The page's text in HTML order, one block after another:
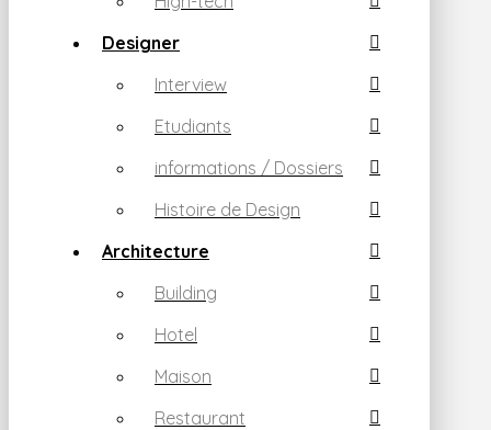
Designer
Interview
Etudiants
informations / Dossiers
Histoire de Design
Architecture
Building
Hotel
Maison
Restaurant